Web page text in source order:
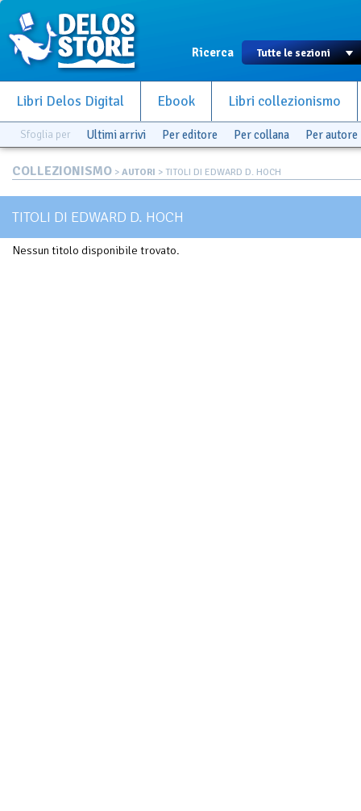
Ricerca
Libri Delos Digital Ebook Libri collezionismo
Sfoglia per Ultimi arrivi Per editore Per collana Per autore
COLLEZIONISMO > AUTORI > TITOLI DI EDWARD D. HOCH
TITOLI DI EDWARD D. HOCH
Nessun titolo disponibile trovato.